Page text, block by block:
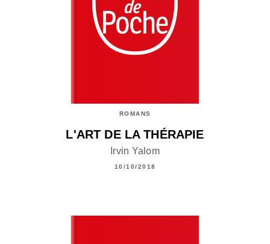
ROMANS
L'ART DE LA THÉRAPIE
Irvin Yalom
10/10/2018